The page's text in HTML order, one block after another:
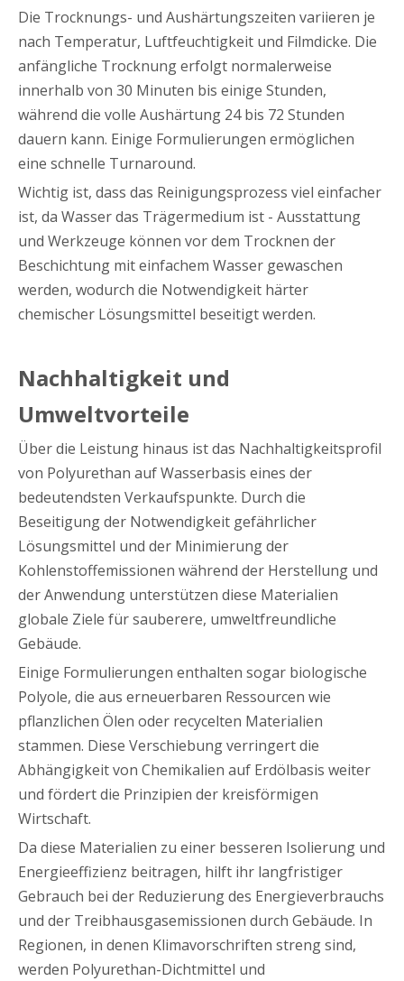
Die Trocknungs- und Aushärtungszeiten variieren je
nach Temperatur, Luftfeuchtigkeit und Filmdicke. Die
anfängliche Trocknung erfolgt normalerweise
innerhalb von 30 Minuten bis einige Stunden,
während die volle Aushärtung 24 bis 72 Stunden
dauern kann. Einige Formulierungen ermöglichen
eine schnelle Turnaround.
Wichtig ist, dass das Reinigungsprozess viel einfacher
ist, da Wasser das Trägermedium ist - Ausstattung
und Werkzeuge können vor dem Trocknen der
Beschichtung mit einfachem Wasser gewaschen
werden, wodurch die Notwendigkeit härter
chemischer Lösungsmittel beseitigt werden.
Nachhaltigkeit und
Umweltvorteile
Über die Leistung hinaus ist das Nachhaltigkeitsprofil
von Polyurethan auf Wasserbasis eines der
bedeutendsten Verkaufspunkte. Durch die
Beseitigung der Notwendigkeit gefährlicher
Lösungsmittel und der Minimierung der
Kohlenstoffemissionen während der Herstellung und
der Anwendung unterstützen diese Materialien
globale Ziele für sauberere, umweltfreundliche
Gebäude.
Einige Formulierungen enthalten sogar biologische
Polyole, die aus erneuerbaren Ressourcen wie
pflanzlichen Ölen oder recycelten Materialien
stammen. Diese Verschiebung verringert die
Abhängigkeit von Chemikalien auf Erdölbasis weiter
und fördert die Prinzipien der kreisförmigen
Wirtschaft.
Da diese Materialien zu einer besseren Isolierung und
Energieeffizienz beitragen, hilft ihr langfristiger
Gebrauch bei der Reduzierung des Energieverbrauchs
und der Treibhausgasemissionen durch Gebäude. In
Regionen, in denen Klimavorschriften streng sind,
werden Polyurethan-Dichtmittel und